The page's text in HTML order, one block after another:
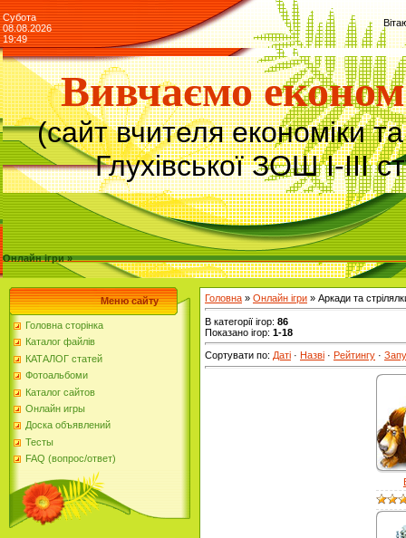
Субота
08.08.2026
19:49
Вивчаємо
(сайт вчителя економіки
Глухівської ЗОШ І-ІІІ
Онлайн ігри »
Меню сайту
Головна сторінка
Каталог файлів
КАТАЛОГ статей
Фотоальбоми
Каталог сайтов
Онлайн игры
Доска объявлений
Тесты
FAQ (вопрос/ответ)
Головна » Онлайн ігри » Аркади та
В категорії ігор: 86
Показано ігор: 1-18
Сортувати по: Даті · Назві · Рейтингу ·